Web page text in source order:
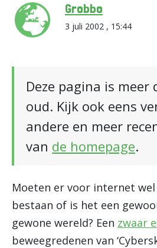
Grobbo
3 juli 2002 , 15:44
Deze pagina is meer
oud. Kijk ook eens
andere en meer
van de homepage.
Moeten er voor internet
bestaan of is het een
gewone wereld? Een zwaar
beweegredenen van